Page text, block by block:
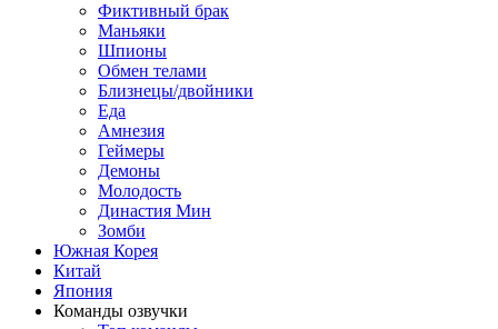
Фиктивный брак
Маньяки
Шпионы
Обмен телами
Близнецы/двойники
Еда
Амнезия
Геймеры
Демоны
Молодость
Династия Мин
Зомби
Южная Корея
Китай
Япония
Команды озвучки